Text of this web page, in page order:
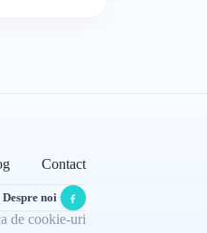
Contact
Despre noi·
de cookie-uri